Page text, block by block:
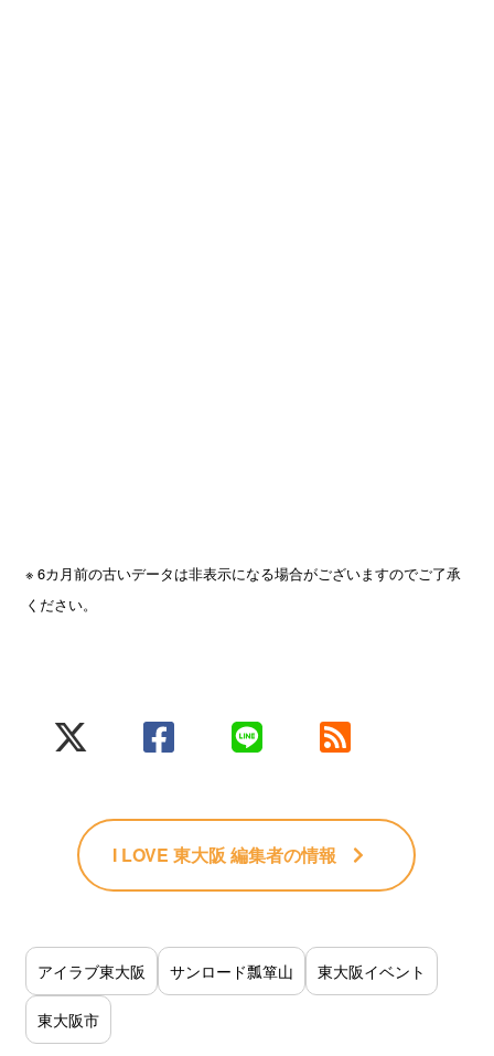
※ 6カ月前の古いデータは非表示になる場合がございますのでご了承
ください。
I LOVE 東大阪 編集者の情報
アイラブ東大阪 サンロード瓢箪山 東大阪イベント
東大阪市